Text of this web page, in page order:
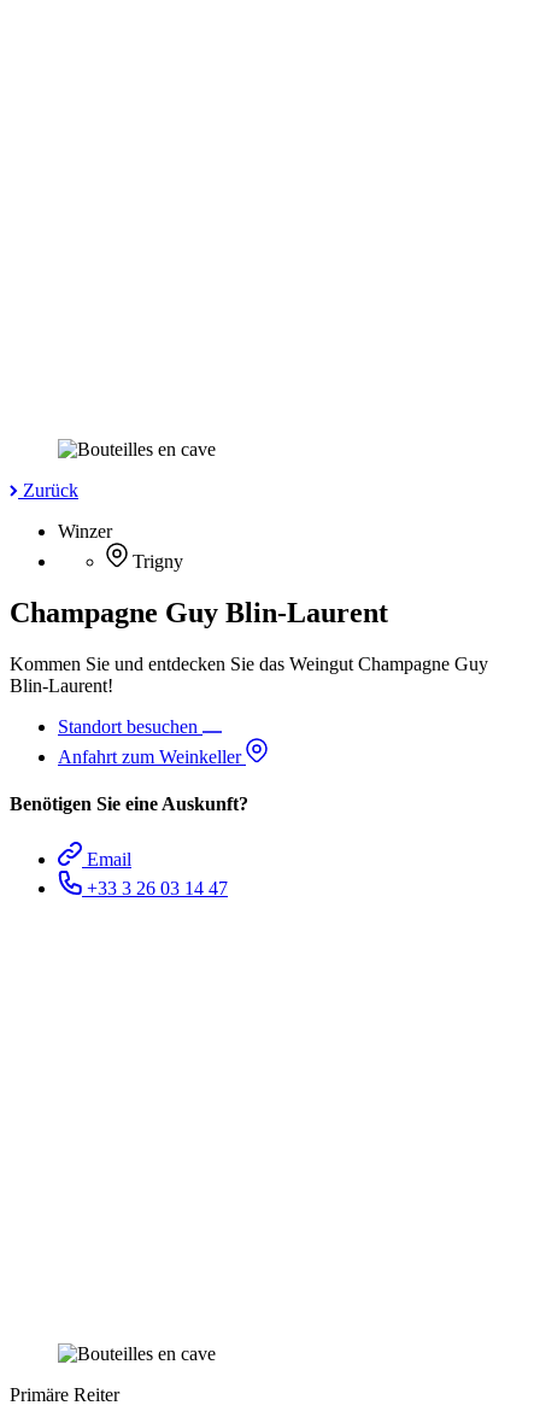
Zurück
Winzer
Trigny
Champagne Guy Blin-Laurent
Kommen Sie und entdecken Sie das Weingut Champagne Guy
Blin-Laurent!
Standort besuchen
Anfahrt zum Weinkeller
Benötigen Sie eine Auskunft?
Email
+33 3 26 03 14 47
Primäre Reiter